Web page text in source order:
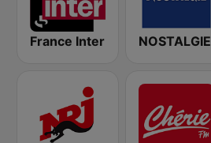
France Inter NOSTALGIE